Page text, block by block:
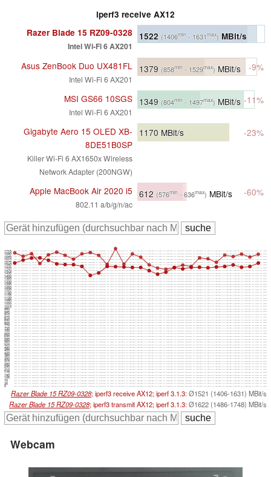
iperf3 receive AX12
Razer Blade 15 RZ09-0328
Intel Wi-Fi 6 AX201
1522 (1406min - 1631max) MBit/s
Asus ZenBook Duo UX481FL
Intel Wi-Fi 6 AX201
1379 (858min - 1529max)MBit/s -9%
MSI GS66 10SGS
Intel Wi-Fi 6 AX201
1349 (804min - 1497max)MBit/s -11%
Gigabyte Aero 15 OLED XB-
8DE51B0SP
Killer Wi-Fi 6 AX1650x Wireless
Network Adapter (200NGW)
1170 MBit/s -23%
Apple MacBook Air 2020 i5
802.11 a/b/g/n/ac
612 (576min - 636max) MBit/s -60%
0
35
70
105
140
175
210
245
280
315
350
385
420
455
490
525
560
595
630
665
700
735
770
805
840
875
910
945
980
1015
1050
1085
1120
1155
1190
1225
1260
1295
1330
1365
1400
1435
1470
1505
1540
1575
1610
1645
1680
1715
Razer Blade 15 RZ09-0328; iperf3 receive AX12; iperf 3.1.3:Ø1521 (1406-1631) MBit/s
Razer Blade 15 RZ09-0328; iperf3 transmit AX12; iperf 3.1.3:Ø1622 (1486-1748) MBit/s
Webcam